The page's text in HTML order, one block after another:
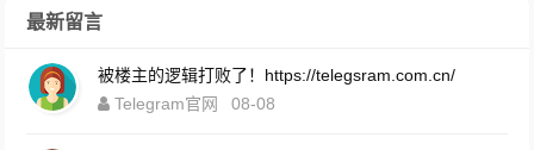
最新留言
被楼主的逻辑打败了！https://telegsram.com.cn/
Telegram官网
08-08